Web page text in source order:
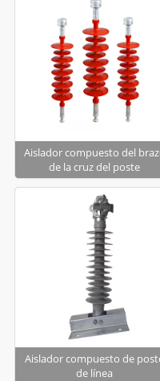
Aislador compuesto del
de la cruz del poste
Aislador compuesto de
de línea